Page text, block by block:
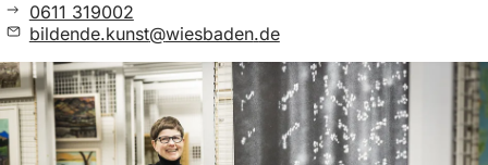
0611 319002
bildende.kunst
wiesbaden de